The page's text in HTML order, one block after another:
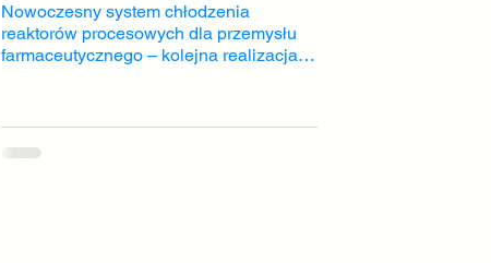
Nowoczesny system chłodzenia
reaktorów procesowych dla przemysłu
farmaceutycznego – kolejna realizacja